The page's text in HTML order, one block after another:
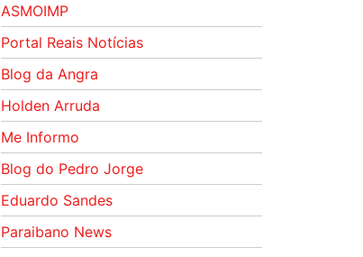
ASMOIMP
Portal Reais Notí­cias
Blog da Angra
Holden Arruda
Me Informo
Blog do Pedro Jorge
Eduardo Sandes
Paraibano News